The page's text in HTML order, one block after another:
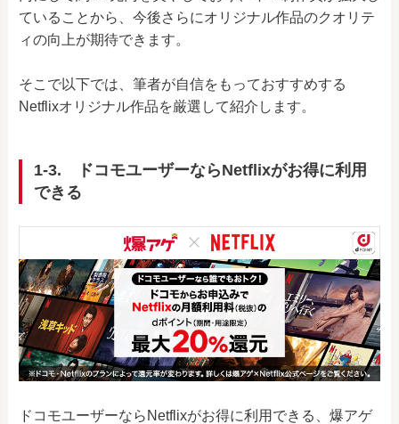
ていることから
、今後さらにオリジナル作品のクオリテ
ィの向上が期待できます。
そこで以下では、筆者が自信をもっておすすめする
Netflixオリジナル作品を厳選して紹介します。
1-3. ドコモユーザーならNetflixがお得に利用
できる
ドコモユーザーならNetflixがお得に利用できる、爆アゲ